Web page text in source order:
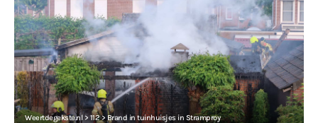
Weertdegekste.nl>112> Brand in tuinhuisjes in Stramproy